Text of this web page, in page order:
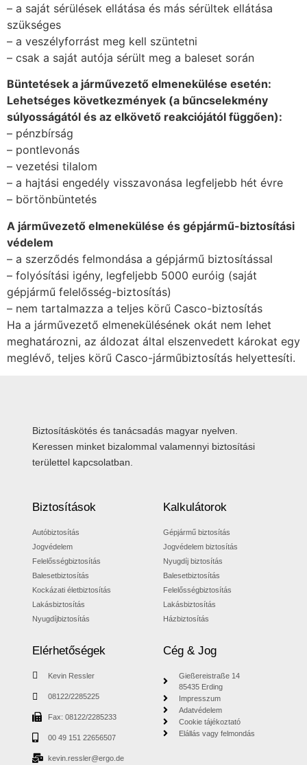
– a saját sérülések ellátása és más sérültek ellátása
szükséges
– a veszélyforrást meg kell szüntetni
– csak a saját autója sérült meg a baleset során
Büntetések a járművezető elmenekülése esetén:
Lehetséges következmények (a bűncselekmény
súlyosságától és az elkövető reakciójától függően):
– pénzbírság
– pontlevonás
– vezetési tilalom
– a hajtási engedély visszavonása legfeljebb hét évre
– börtönbüntetés
A járművezető elmenekülése és gépjármű-biztosítási
védelem
– a szerződés felmondása a gépjármű biztosítással
– folyósítási igény, legfeljebb 5000 euróig (saját
gépjármű felelősség-biztosítás)
– nem tartalmazza a teljes körű Casco-biztosítás
Ha a járművezető elmenekülésének okát nem lehet
meghatározni, az áldozat által elszenvedett károkat egy
meglévő, teljes körű Casco-járműbiztosítás helyettesíti.
Biztosításkötés és tanácsadás magyar nyelven.
Keressen minket bizalommal valamennyi biztosítási
területtel kapcsolatban.
Biztosítások
Autóbiztosítás
Jogvédelem
Felelősségbiztosítás
Balesetbiztosítás
Kockázati életbiztosítás
Lakásbiztosítás
Nyugdíjbiztosítás
Kalkulátorok
Gépjármű biztosítás
Jogvédelem biztosítás
Nyugdíj biztosítás
Balesetbiztosítás
Felelősségbiztosítás
Lakásbiztosítás
Házbiztosítás
Elérhetőségek
Kevin Ressler
08122/2285225
Fax: 08122/2285233
00 49 151 22656507
kevin.ressler@ergo.de
Cég & Jog
Gießereistraße 14
85435 Erding
Impresszum
Adatvédelem
Cookie tájékoztató
Elállás vagy felmondás